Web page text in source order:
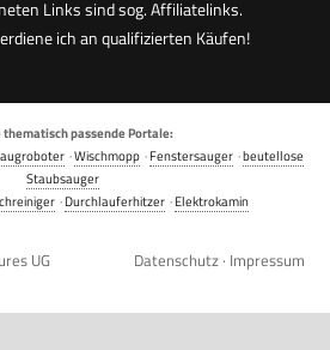
Links sind sog. Affiliatelinks.
ich an qualifizierten Käufen!
passende Portale:
·Wischmopp ·Fenstersauger ·beutellose
Staubsauger
·Durchlauferhitzer·Elektrokamin
UG Datenschutz · Impressum